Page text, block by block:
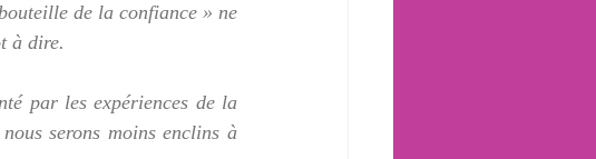
de la confiance » ne
à dire.
par les expériences de la
serons moins enclins à